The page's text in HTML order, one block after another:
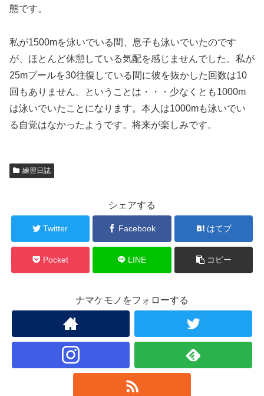
態です。
私が1500mを泳いでいる間、息子も泳いでいたのです
が、ほとんど休憩している気配を感じませんでした。私が
25mプールを30往復している間に彼を抜かした回数は10
回もありません。ということは・・・少なくとも1000m
は泳いでいたことになります。本人は1000mも泳いでい
る自覚はなかったようです。将来が楽しみです。
練習日誌
シェアする
Twitter Facebook はてブ
Pocket LINE コピー
ナマケモノをフォローする